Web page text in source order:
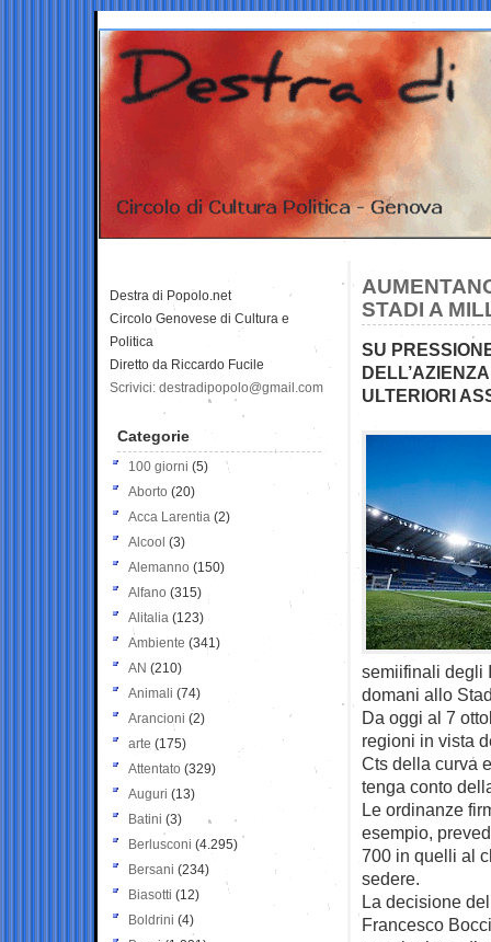
STADI A
SU
ULTERIORI
semiifinali degli
domani allo
Da oggi al 7
regioni in vista
Cts della curva
tenga conto
Le ordinanze
esempio,
700 in quelli al
sedere.
La decisione
Francesco
Destra di Popolo.net
Circolo Genovese di Cultura e
Politica
Diretto da Riccardo Fucile
Scrivici: destradipopolo@gmail.com
Categorie
100 giorni (5)
Aborto (20)
Acca Larentia (2)
Alcool (3)
Alemanno (150)
Alfano (315)
Alitalia (123)
Ambiente (341)
AN (210)
Animali (74)
Arancioni (2)
arte (175)
Attentato (329)
Auguri (13)
Batini (3)
Berlusconi (4.295)
Bersani (234)
Biasotti (12)
Boldrini (4)